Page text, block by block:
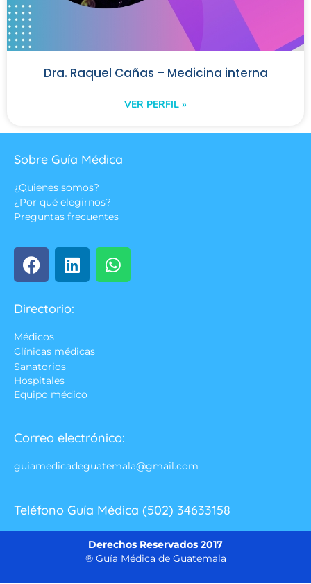
Dra. Raquel Cañas – Medicina interna
VER PERFIL »
Sobre Guía Médica
¿Quienes somos?
¿Por qué elegirnos?
Preguntas frecuentes
Directorio:
Médicos
Clínicas médicas
Sanatorios
Hospitales
Equipo médico
Correo electrónico:
guiamedicadeguatemala@gmail.com
Teléfono Guía Médica (502) 34633158
Derechos Reservados 2017
® Guía Médica de Guatemala